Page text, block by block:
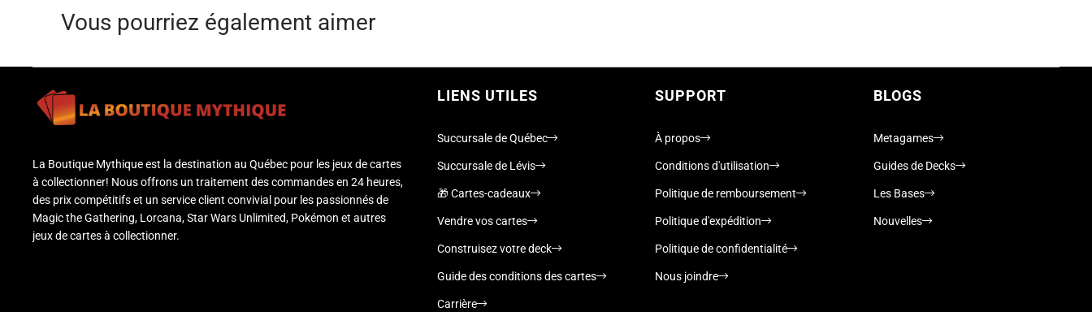
Vous pourriez également aimer
La Boutique Mythique est la destination au Québec pour les jeux de cartes
à collectionner! Nous offrons un traitement des commandes en 24 heures,
des prix compétitifs et un service client convivial pour les passionnés de
Magic the Gathering, Lorcana, Star Wars Unlimited, Pokémon et autres
jeux de cartes à collectionner.
LIENS UTILES
Succursale de Québec
Succursale de Lévis
🎁 Cartes-cadeaux
Vendre vos cartes
Construisez votre deck
Guide des conditions des cartes
Carrière
SUPPORT
À propos
Conditions d'utilisation
Politique de remboursement
Politique d'expédition
Politique de confidentialité
Nous joindre
BLOGS
Metagames
Guides de Decks
Les Bases
Nouvelles